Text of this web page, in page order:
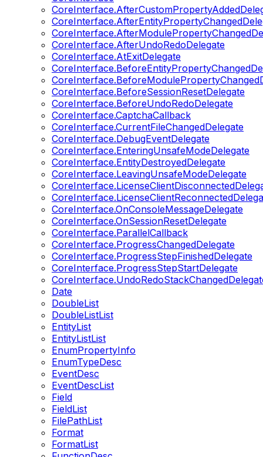
CoreInterface.AfterUndoRedoDelegate
CoreInterface.AtExitDelegate
CoreInterface.BeforeSessionResetDelegate
CoreInterface.BeforeUndoRedoDelegate
CoreInterface.CaptchaCallback
CoreInterface.CurrentFileChangedDelegate
CoreInterface.DebugEventDelegate
CoreInterface.EnteringUnsafeModeDelegate
CoreInterface.EntityDestroyedDelegate
CoreInterface.LeavingUnsafeModeDelegate
CoreInterface.OnConsoleMessageDelegate
CoreInterface.OnSessionResetDelegate
CoreInterface.ParallelCallback
CoreInterface.ProgressChangedDelegate
CoreInterface.ProgressStepFinishedDelegate
CoreInterface.ProgressStepStartDelegate
Date
DoubleList
DoubleListList
EntityList
EntityListList
EnumPropertyInfo
EnumTypeDesc
EventDesc
EventDescList
Field
FieldList
FilePathList
Format
FormatList